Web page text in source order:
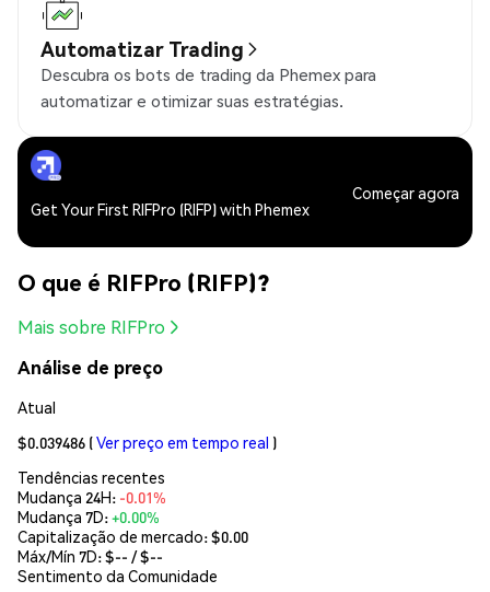
Automatizar Trading
Descubra os bots de trading da Phemex para
automatizar e otimizar suas estratégias.
Get Your First RIFPro (RIFP) with Phemex
Começar agora
O que é RIFPro (RIFP)?
Mais sobre RIFPro
Análise de preço
Atual
$0.039486 (Ver preço em tempo real )
Tendências recentes
Mudança 24H: -0.01%
Mudança 7D:+0.00%
Capitalização de mercado:$0.00
Máx/Mín 7D: $-- / $--
Sentimento da Comunidade